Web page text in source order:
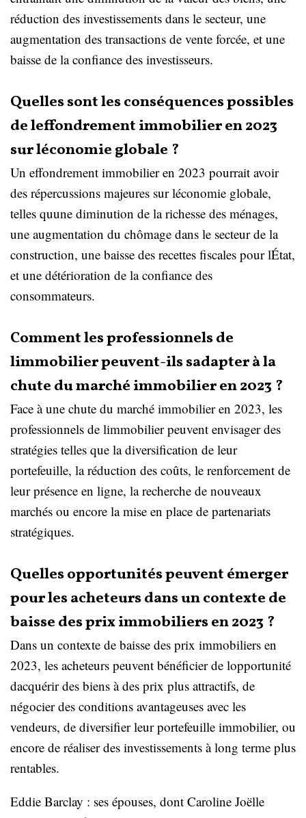
réduction des investissements dans le secteur, une
augmentation des transactions de vente forcée, et une
baisse de la confiance des investisseurs.
Quelles sont les conséquences possibles
de leffondrement immobilier en 2023
sur léconomie globale ?
Un effondrement immobilier en 2023 pourrait avoir
des répercussions majeures sur léconomie globale,
telles quune diminution de la richesse des ménages,
une augmentation du chômage dans le secteur de la
construction, une baisse des recettes fiscales pour lÉtat,
et une détérioration de la confiance des
consommateurs.
Comment les professionnels de
limmobilier peuvent-ils sadapter à la
chute du marché immobilier en 2023 ?
Face à une chute du marché immobilier en 2023, les
professionnels de limmobilier peuvent envisager des
stratégies telles que la diversification de leur
portefeuille, la réduction des coûts, le renforcement de
leur présence en ligne, la recherche de nouveaux
marchés ou encore la mise en place de partenariats
stratégiques.
Quelles opportunités peuvent émerger
pour les acheteurs dans un contexte de
baisse des prix immobiliers en 2023 ?
Dans un contexte de baisse des prix immobiliers en
2023, les acheteurs peuvent bénéficier de lopportunité
dacquérir des biens à des prix plus attractifs, de
négocier des conditions avantageuses avec les
vendeurs, de diversifier leur portefeuille immobilier, ou
encore de réaliser des investissements à long terme plus
rentables.
Eddie Barclay : ses épouses, dont Caroline Joëlle